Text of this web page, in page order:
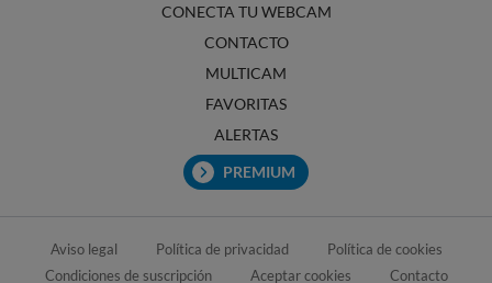
CONECTA TU WEBCAM
CONTACTO
MULTICAM
FAVORITAS
ALERTAS
PREMIUM
Aviso legal Política de privacidad
Política de cookies
Condiciones de suscripción
Aceptar cookies Contacto